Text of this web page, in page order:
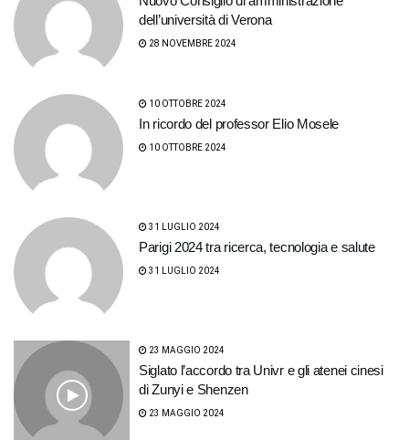
dell’università di Verona
28 NOVEMBRE 2024
10 OTTOBRE 2024
In ricordo del professor Elio Mosele
10 OTTOBRE 2024
31 LUGLIO 2024
Parigi 2024 tra ricerca, tecnologia e salute
31 LUGLIO 2024
23 MAGGIO 2024
Siglato l’accordo tra Univr e gli atenei cinesi
di Zunyi e Shenzen
23 MAGGIO 2024